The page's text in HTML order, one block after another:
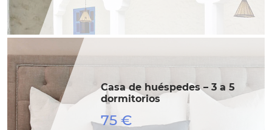
Casa de huéspedes – 3 a 5
dormitorios
75 €